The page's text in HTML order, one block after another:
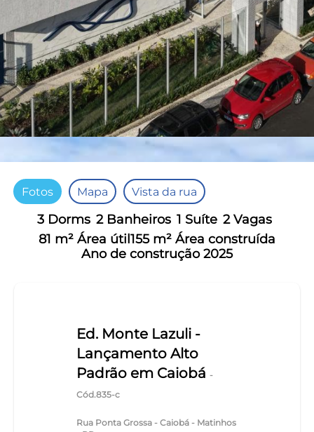
Fotos Mapa Vista da rua
3 Dorms 2 Banheiros 1 Suíte 2 Vagas
81 m² Área útil155 m² Área construída
Ano de construção 2025
Ed. Monte Lazuli -
Lançamento Alto
Padrão em Caiobá -
Cód.835-c
Rua Ponta Grossa - Caiobá - Matinhos